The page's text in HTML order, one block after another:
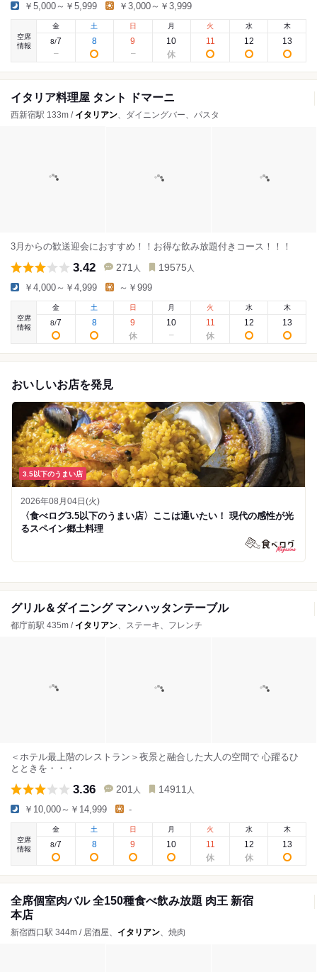
￥5,000～￥5,999 ￥3,000～￥3,999
空席
情報
金
8/7
土
8
日
9
月
10
火
11
水
12
木
13
イタリア料理屋 タント ドマーニ
西新宿駅 133m / イタリアン、ダイニングバー、パスタ
3月からの歓送迎会におすすめ！！お得な飲み放題付きコース！！！
3.42 271 人 19575 人
￥4,000～￥4,999 ～￥999
空席
情報
金
8/7
土
8
日
9
月
10
火
11
水
12
木
13
おいしいお店を発見
3.5以下のうまい店
2026年08月04日(火)
〈食べログ3.5以下のうまい店〉ここは通いたい！ 現代の感性が光
るスペイン郷土料理
グリル＆ダイニング マンハッタンテーブル
都庁前駅 435m / イタリアン、ステーキ、フレンチ
＜ホテル最上階のレストラン＞夜景と融合した大人の空間で 心躍るひ
とときを・・・
3.36 201 人 14911 人
￥10,000～￥14,999 -
空席
情報
金
8/7
土
8
日
9
月
10
火
11
水
12
木
13
全席個室肉バル 全150種食べ飲み放題 肉王 新宿
本店
新宿西口駅 344m / 居酒屋、 イタリアン、焼肉